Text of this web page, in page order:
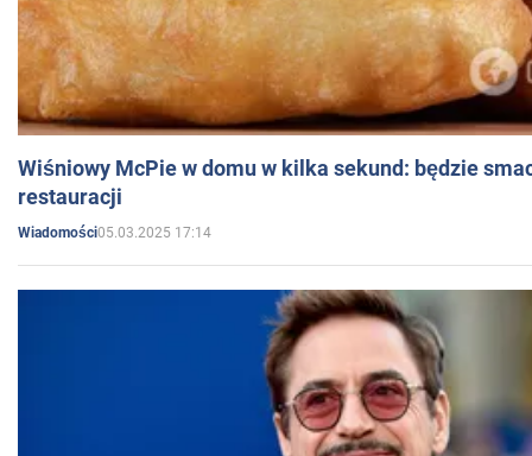
Wiśniowy McPie w domu w kilka sekund: będzie
restauracji
Wiadomości05.03.2025 17:14